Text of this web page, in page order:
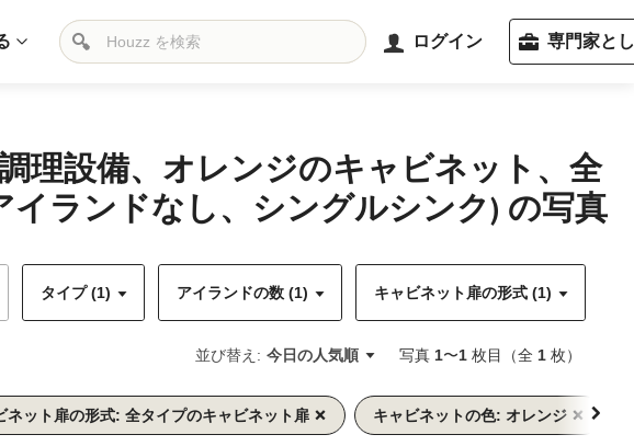
ログイン 専門家と
理設備、オレンジのキャビネット、全
ランドなし、シングルシンク) の写真
タイプ (1) アイランドの数 (1) キャビネット扉の形式 (1)
並び替え: 今日の人気順 写真 1〜1 枚目（全 1 枚）
ネット扉の形式: 全タイプのキャビネット扉 キャビネットの色: オレンジ